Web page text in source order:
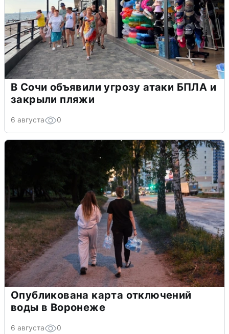
В Сочи объявили угрозу атаки БПЛА и
закрыли пляжи
6 августа 0
Опубликована карта отключений
воды в Воронеже
6 августа 0